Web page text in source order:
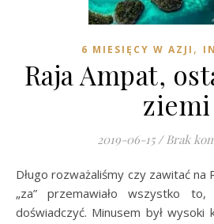
6 MIESIĘCY W AZJI ,
Raja Ampat,
ziemi
2019-06-15 / Brak
Długo rozważaliśmy czy zawitać na Raja Ampat. Oczywiście
„za” przemawiało wszystko
doświadczyć. Minusem był wysoki